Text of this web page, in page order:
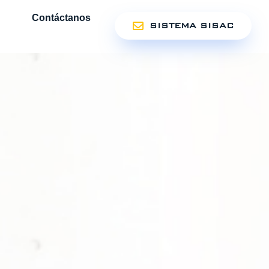
Contáctanos
SISTEMA SISAC